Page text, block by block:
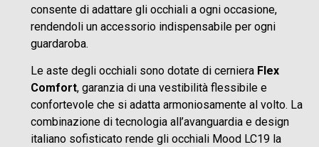
consente di adattare gli occhiali a ogni occasione,
rendendoli un accessorio indispensabile per ogni
guardaroba.
Le aste degli occhiali sono dotate di cerniera Flex
Comfort, garanzia di una vestibilità flessibile e
confortevole che si adatta armoniosamente al volto. La
combinazione di tecnologia all’avanguardia e design
italiano sofisticato rende gli occhiali Mood LC19 la